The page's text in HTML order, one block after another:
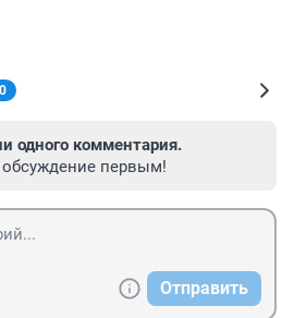
0
одного комментария.
обсуждение первым!
Отправить